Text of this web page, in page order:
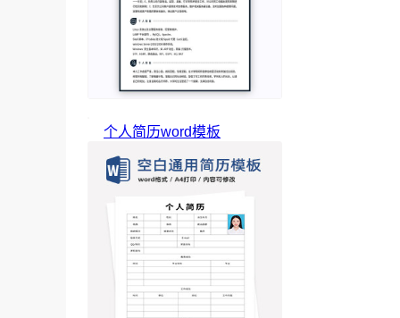
个人简历word模板